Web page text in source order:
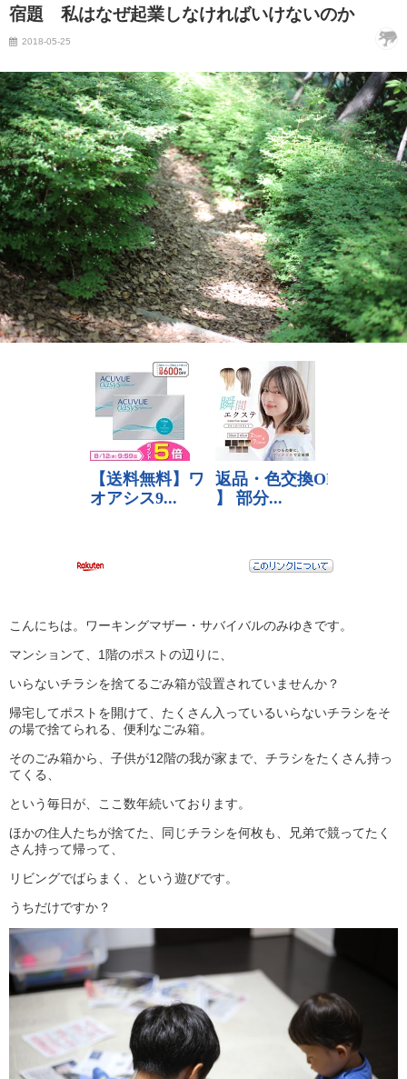
宿題 私はなぜ起業しなければいけないのか
2018-05-25
こんにちは。ワーキングマザー・サバイバルのみゆきです。
マンションて、1階のポストの辺りに、
いらないチラシを捨てるごみ箱が設置されていませんか？
帰宅してポストを開けて、たくさん入っているいらないチラシをそ
の場で捨てられる、便利なごみ箱。
そのごみ箱から、子供が12階の我が家まで、チラシをたくさん持っ
てくる、
という毎日が、ここ数年続いております。
ほかの住人たちが捨てた、同じチラシを何枚も、兄弟で競ってたく
さん持って帰って、
リビングでばらまく、という遊びです。
うちだけですか？